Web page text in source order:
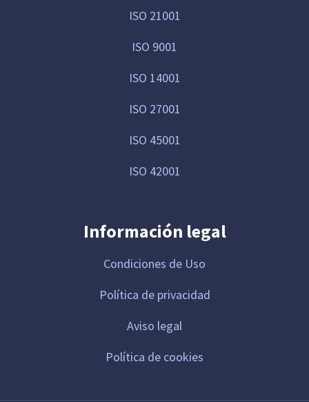
ISO 21001
ISO 9001
ISO 14001
ISO 27001
ISO 45001
ISO 42001
Información legal
Condiciones de Uso
Política de privacidad
Aviso legal
Política de cookies